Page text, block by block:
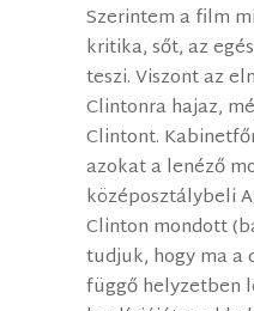
Szerintem a film
kritika, sőt, az
teszi. Viszont az
Clintonra hajaz,
Clintont.
azokat a lenéző
középosztálybeli
Clinton mondott
tudjuk, hogy ma a
függő helyzetben